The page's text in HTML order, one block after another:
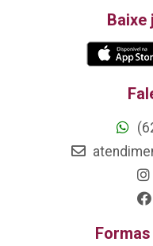
Baixe